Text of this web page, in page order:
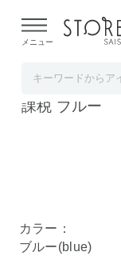
よる配送遅延が発生
メニュー
高さ調節で
課税 ブルー
カラー：
ブルー(blue)